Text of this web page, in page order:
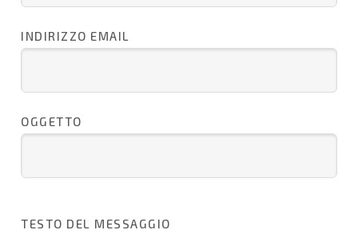
INDIRIZZO EMAIL
OGGETTO
TESTO DEL MESSAGGIO